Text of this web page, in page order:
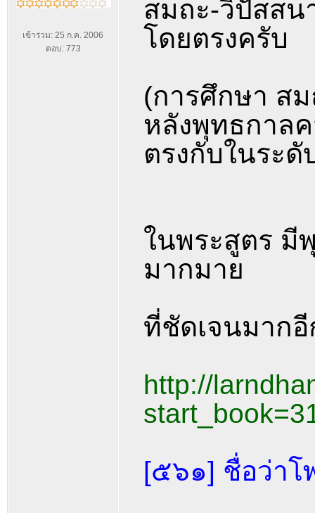
เข้าร่วม: 25 ก.ค. 2006
ตอบ: 773
สมถะ-วิปัสสน
โดยตรงครับ
(การศึกษา ส
หลังพุทธกาล
ตรงกับในระดั
ในพระสูตร
มากมาย
ที่ชัดเจนมาก
http://
[๕๖๑] ชื่อว่า